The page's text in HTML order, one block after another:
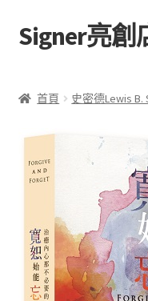
跳
至
覽
跳
至
要
Signer亮創
學校選書（小學）
學校選書（中學）
「此時此地 看見亮光
網上書店
首頁 史密德Lewis B.